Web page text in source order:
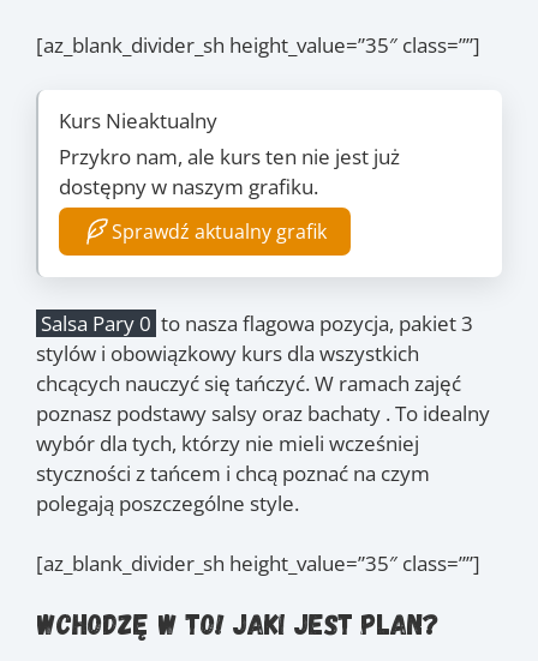
[az_blank_divider_sh height_value=”35″ class=””]
Kurs Nieaktualny
Przykro nam, ale kurs ten nie jest już
dostępny w naszym grafiku.
Sprawdź aktualny grafik
Salsa Pary 0 to nasza flagowa pozycja, pakiet 3
stylów i obowiązkowy kurs dla wszystkich
chcących nauczyć się tańczyć. W ramach zajęć
poznasz podstawy salsy oraz bachaty . To idealny
wybór dla tych, którzy nie mieli wcześniej
styczności z tańcem i chcą poznać na czym
polegają poszczególne style.
[az_blank_divider_sh height_value=”35″ class=””]
Wchodzę w to! Jaki jest plan?